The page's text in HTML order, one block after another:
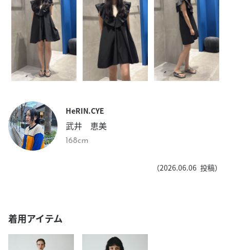
HeRIN.CYE
武井 恵美
168cm
（2026.06.06 投稿）
着用アイテム